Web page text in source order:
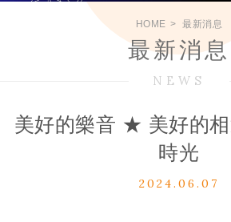
HOME 最新消息
最新消息
NEWS
美好的樂音 ★ 美好的
時光
2024.06.07